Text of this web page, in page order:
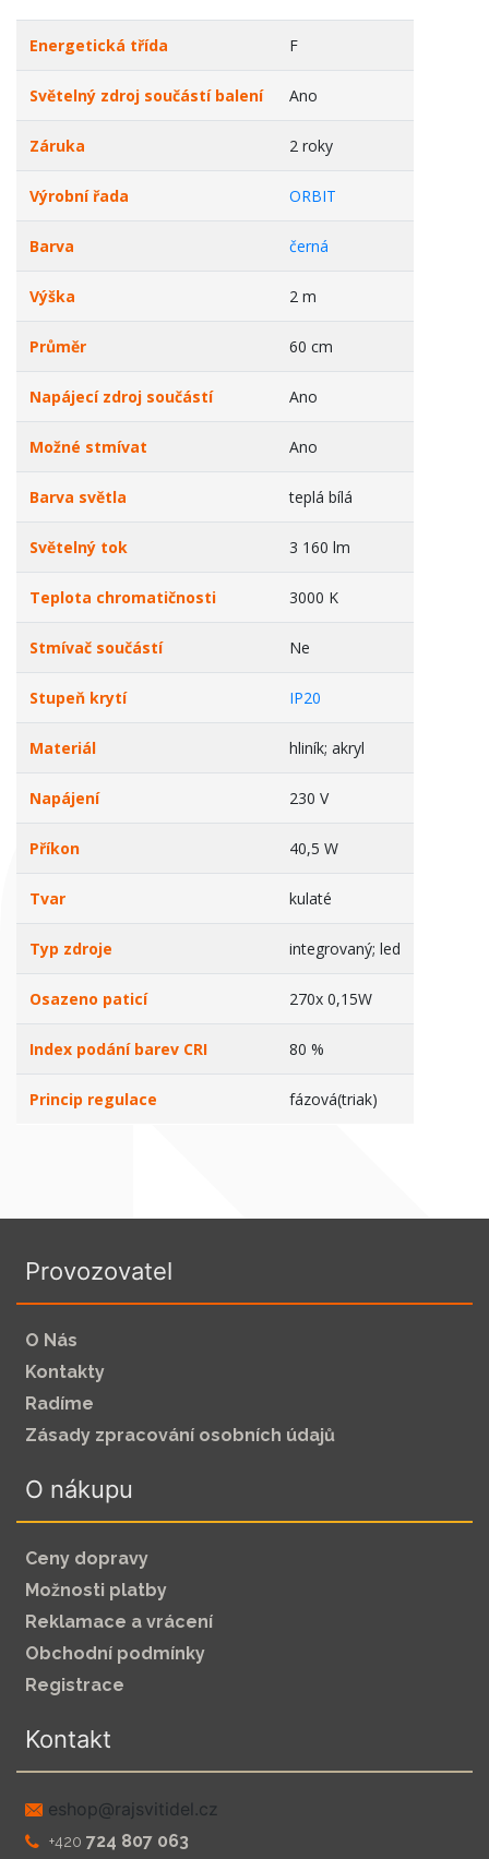
Energetická třída F
Světelný zdroj součástí balení Ano
Záruka 2 roky
Výrobní řada ORBIT
Barva černá
Výška 2 m
Průměr 60 cm
Napájecí zdroj součástí Ano
Možné stmívat Ano
Barva světla teplá bílá
Světelný tok 3 160 lm
Teplota chromatičnosti 3000 K
Stmívač součástí Ne
Stupeň krytí IP20
Materiál hliník; akryl
Napájení 230 V
Příkon 40,5 W
Tvar kulaté
Typ zdroje integrovaný; led
Osazeno paticí 270x 0,15W
Index podání barev CRI 80 %
Princip regulace fázová(triak)
Provozovatel
O Nás
Kontakty
Radíme
Zásady zpracování osobních údajů
O nákupu
Ceny dopravy
Možnosti platby
Reklamace a vrácení
Obchodní podmínky
Registrace
Kontakt
zc.leditivsjar@pohse
+420 724 807 063